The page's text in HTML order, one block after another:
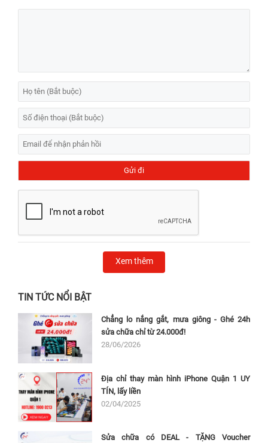
Xem thêm
TIN TỨC NỔI BẬT
Chẳng lo nắng gắt, mưa giông - Ghé 24h
sửa chữa chỉ từ 24.000đ!
28/06/2026
Địa chỉ thay màn hình iPhone Quận 1 UY
TÍN, lấy liền
02/04/2025
Sửa chữa có DEAL - TẶNG Voucher